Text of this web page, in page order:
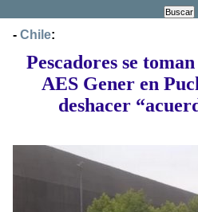
- Chile:
Pescadores se
AES Gener en
deshacer